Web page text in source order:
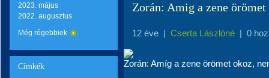
2023. május
2022. augusztus
Még régebbiek
Címkék
Zorán: Amig a zene
12 éve | Cserta Lászlóné | 0
Zorán: Amíg a zene örömet okoz,